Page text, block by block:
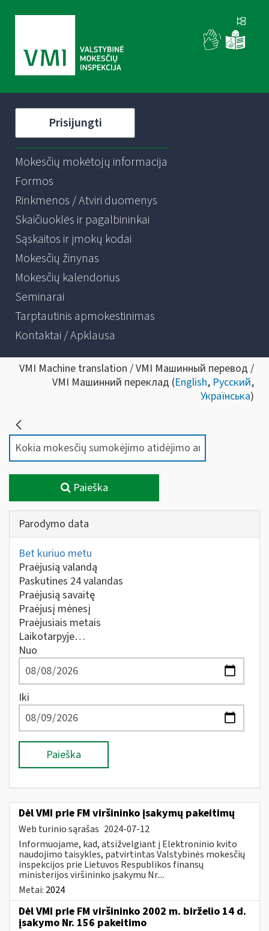
Prisijungti
Mokesčių mokėtojų informacija
Formos
Rinkmenos / Atviri duomenys
Skaičiuoklės ir pagalbininkai
Sąskaitos ir įmokų kodai
Mokesčių žinynas
Mokesčių kalendorius
Seminarai
Tarptautinis apmokestinimas
Kontaktai / Apklausa
VMI Machine translation / VMI Машинный перевод /
VMI Машинний переклад (English, Русский,
Українська)
Paieška
Parodymo data
Bet kuriuo metu
Praėjusią valandą
Paskutines 24 valandas
Praėjusią savaitę
Praėjusį mėnesį
Praėjusiais metais
Laikotarpyje…
Nuo
Iki
Paieška
Dėl VMI prie FM viršininko įsakymų pakeitimų
Web turinio sąrašas 2024-07-12
Informuojame, kad, atsižvelgiant į Elektroninio kvito
naudojimo taisykles, patvirtintas Valstybinės mokesčių
inspekcijos prie Lietuvos Respublikos finansų
ministerijos viršininko įsakymu Nr....
Metai: 2024
Dėl VMI prie FM viršininko 2002 m. birželio 14 d.
įsakymo Nr. 156 pakeitimo